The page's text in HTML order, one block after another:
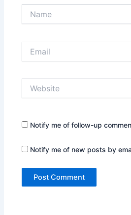
Notify me of follow-up
Notify me of new posts by